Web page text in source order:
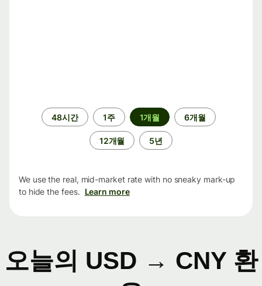
48시간 1주 1개월 6개월
12개월 5년
We use the real, mid-market rate with no sneaky mark-up
to hide the fees. Learn more
오늘의 USD → CNY 환